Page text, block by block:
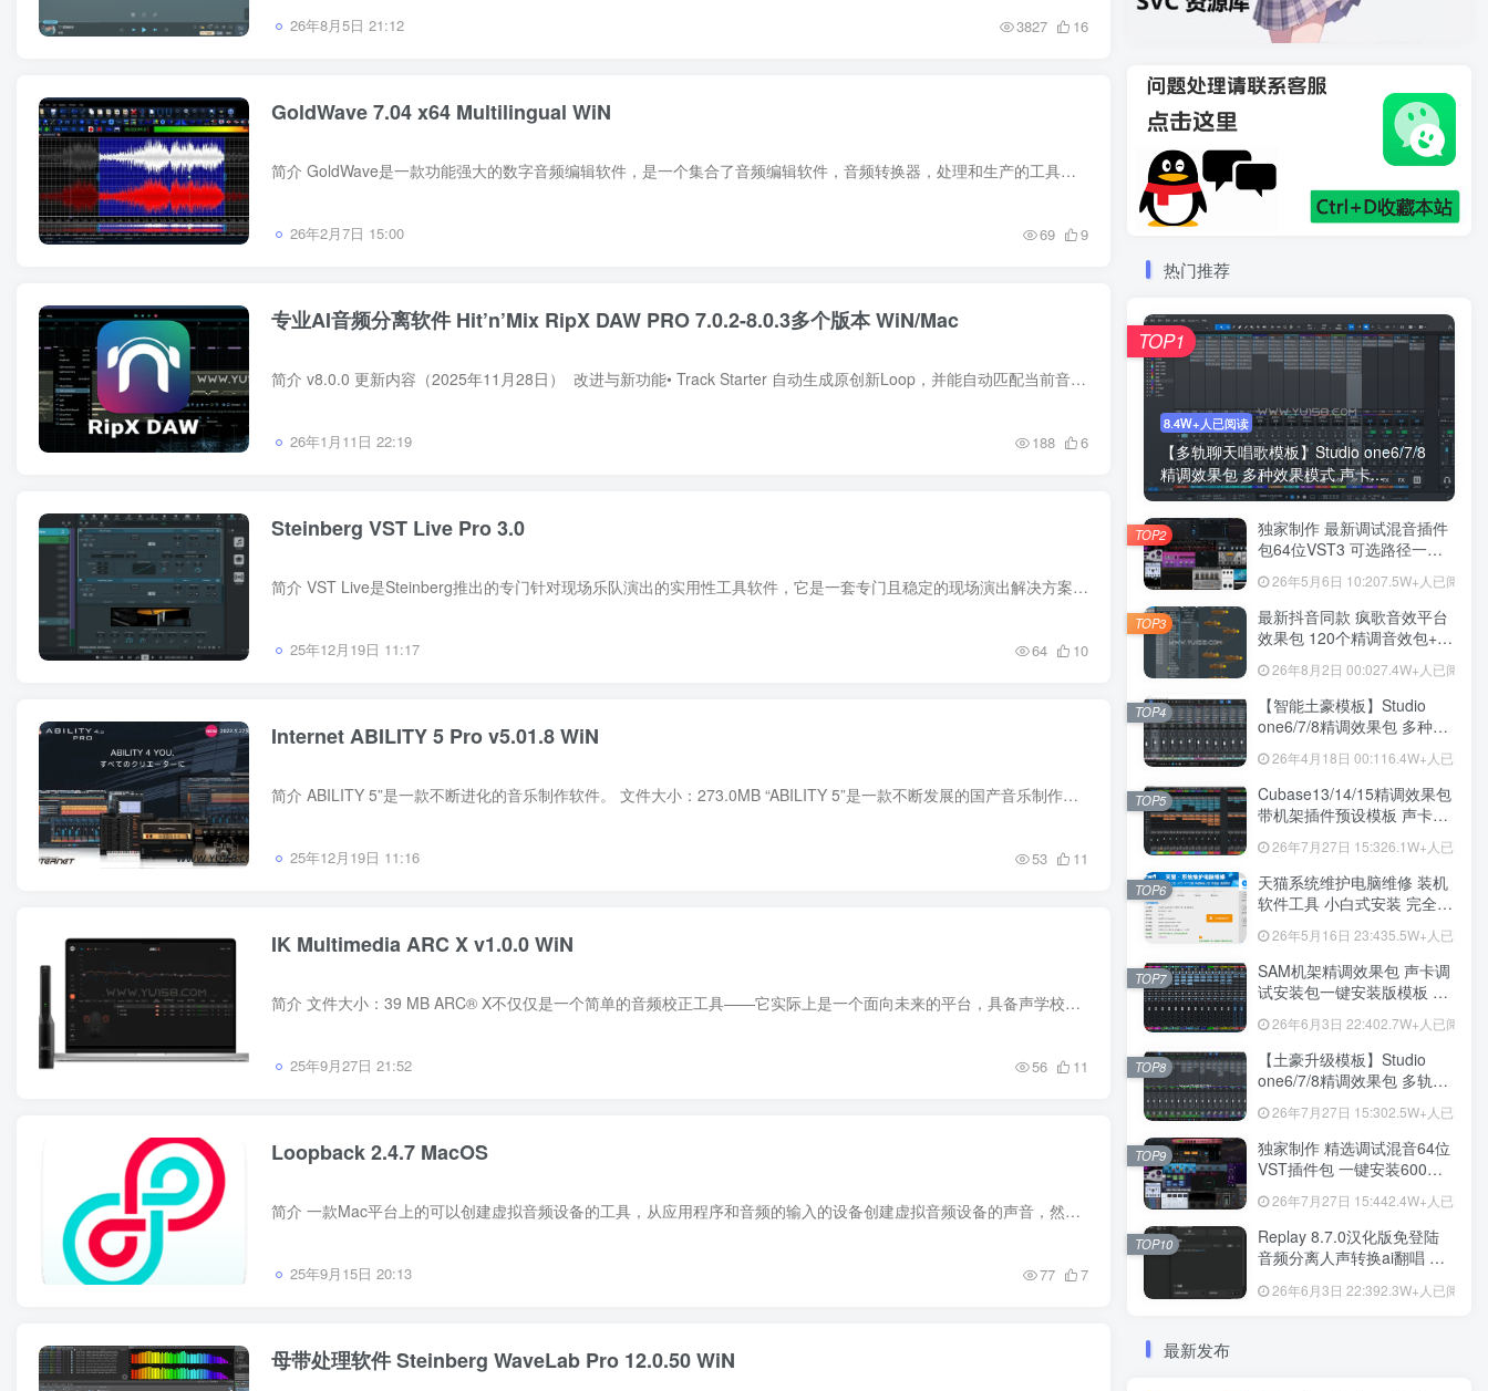
26年8月5日 21:12 3827 16
GoldWave 7.04 x64 Multilingual WiN
简介 GoldWave是一款功能强大的数字音频编辑软件，是一个集合了音频编辑软件，音频转换器，处理和生产的工具。 可以对音频进行复制、粘贴、剪辑、添加音频效果等处理，也可批量处理音频文件。 ...
26年2月7日 15:00 69 9
专业AI音频分离软件 Hit’n’Mix RipX DAW PRO 7.0.2-8.0.3多个版本 WiN/Mac
简介 v8.0.0 更新内容（2025年11月28日） 改进与新功能• Track Starter 自动生成原创新Loop，并能自动匹配当前音阶或和弦走向• 新增 11 个强大效果器：RipTone、RipTrip、RipVibe、Pitc...
26年1月11日 22:19 188 6
Steinberg VST Live Pro 3.0
简介 VST Live是Steinberg推出的专门针对现场乐队演出的实用性工具软件，它是一套专门且稳定的现场演出解决方案，可以帮助乐手完成一场高质量的演出，且可对声音、灯光和视频进行同步处理。 VST...
25年12月19日 11:17 64 10
Internet ABILITY 5 Pro v5.01.8 WiN
简介 ABILITY 5”是一款不断进化的音乐制作软件。 文件大小：273.0MB “ABILITY 5”是一款不断发展的国产音乐制作软件。这款软件构建了一个完善的制作系统，它将从数据输入、录音、声音设计、混...
25年12月19日 11:16 53 11
IK Multimedia ARC X v1.0.0 WiN
简介 文件大小：39 MB ARC® X不仅仅是一个简单的音频校正工具——它实际上是一个面向未来的平台，具备声学校准、智能调音、高级音色处理以及虚拟监听等功能。该平台基于IK公司领先的VRM™（体...
25年9月27日 21:52 56 11
Loopback 2.4.7 MacOS
简介 一款Mac平台上的可以创建虚拟音频设备的工具，从应用程序和音频的输入的设备创建虚拟音频设备的声音，然后将其发送给音频处理应用程序。 文件大小：27 MB Loopback功能让你在Mac上的不同应...
25年9月15日 20:13 77 7
母带处理软件 Steinberg WaveLab Pro 12.0.50 WiN
热门推荐
8.4W+人已阅读
【多轨聊天唱歌模板】Studio one6/7/8
精调效果包 多种效果模式 声卡...
TOP1
独家制作 最新调试混音插件
包64位VST3 可选路径一键
WiN 支持定制
26年5月6日 10:207.5W+人已阅读
TOP2
最新抖音同款 疯歌音效平台
效果包 120个精调音效包+软
件 带安装教程全套
26年8月2日 00:027.4W+人已阅读
TOP3
【智能土豪模板】Studio
one6/7/8精调效果包 多种效
带插件全套文件
26年4月18日 00:116.4W+人已阅读
TOP4
Cubase13/14/15精调效果包
带机架插件预设模板 声卡调
26年7月27日 15:326.1W+人已阅读
TOP5
天猫系统维护电脑维修 装机
软件工具 小白式安装 完全一
键安装系统 电脑系统装机软
件 一键重装系统
win7/win8/win10/win11/
26年5月16日 23:435.5W+人已阅读
TOP6
SAM机架精调效果包 声卡调
试安装包一键安装版模板 带
插件预设效果文件
26年6月3日 22:402.7W+人已阅读
TOP7
【土豪升级模板】Studio
one6/7/8精调效果包 多轨道
效果模式可选 声卡调试好预
设模板 带插件全套文件
26年7月27日 15:302.5W+人已阅读
TOP8
独家制作 精选调试混音64位
VST插件包 一键安装600个
效果器合集v2.0 WiN 支持定
制26年7月27日 15:442.4W+人已阅读
TOP9
Replay 8.7.0汉化版免登陆
音频分离人声转换ai翻唱 支
26年6月3日 22:392.3W+人已阅读
TOP10
最新发布